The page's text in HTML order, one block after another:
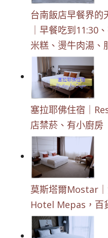
台南飯店早餐界的
｜早餐吃到11:30
米糕、燙牛肉湯、
塞拉耶佛住宿｜
店禁菸、有小廚房
莫斯塔爾Mostar
Hotel Mepas，百